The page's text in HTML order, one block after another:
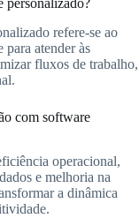
refere-se ao
para atender às
fluxos de trabalho,
com software
operacional,
e melhoria na
a dinâmica